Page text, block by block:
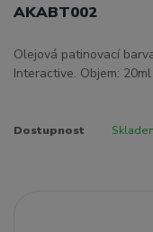
AKABT002
Olejová patinovací
Interactive. Objem: 20ml
Dostupnost